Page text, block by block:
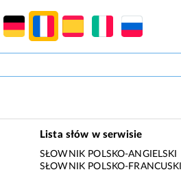
Lista słów w serwisie
SŁOWNIK POLSKO-ANGIELSKI
SŁOWNIK POLSKO-FRANCUSKI